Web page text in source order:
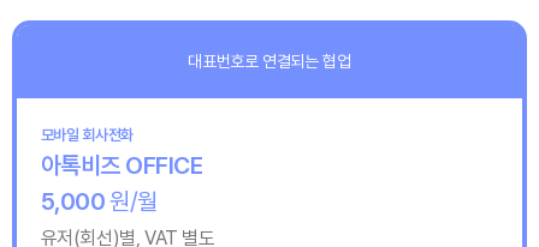
대표번호로 연결되는 협업
모바일 회사전화
아톡비즈 OFFICE
5,000원/월
유저(회선)별, VAT 별도